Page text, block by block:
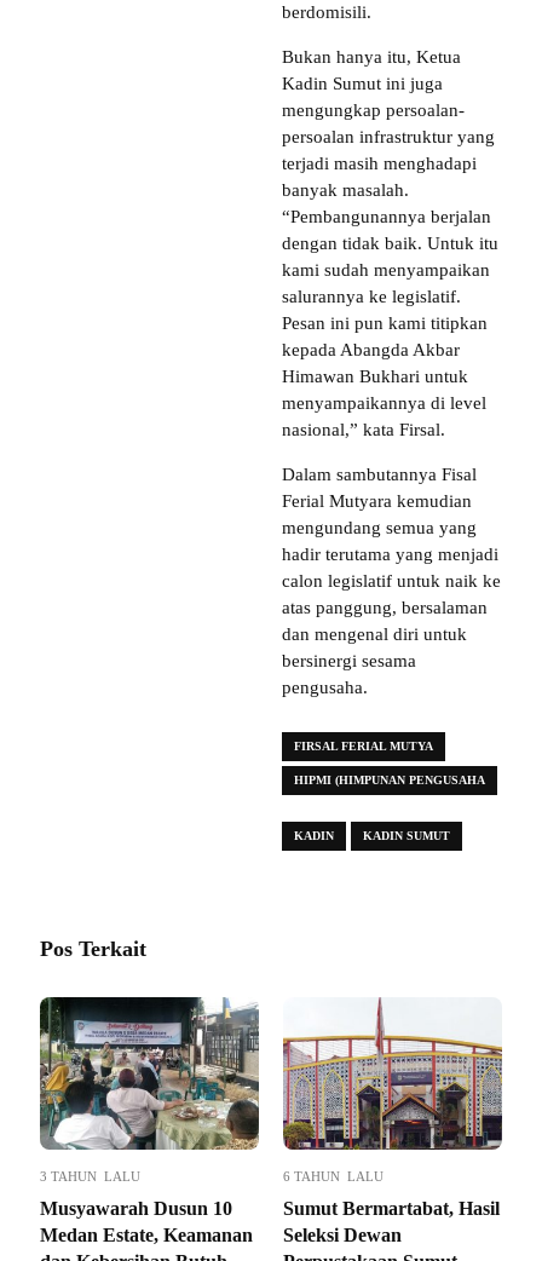
berdomisili.
Bukan hanya itu, Ketua
Kadin Sumut ini juga
mengungkap persoalan-
persoalan infrastruktur yang
terjadi masih menghadapi
banyak masalah.
“Pembangunannya berjalan
dengan tidak baik. Untuk itu
kami sudah menyampaikan
salurannya ke legislatif.
Pesan ini pun kami titipkan
kepada Abangda Akbar
Himawan Bukhari untuk
menyampaikannya di level
nasional,” kata Firsal.
Dalam sambutannya Fisal
Ferial Mutyara kemudian
mengundang semua yang
hadir terutama yang menjadi
calon legislatif untuk naik ke
atas panggung, bersalaman
dan mengenal diri untuk
bersinergi sesama
pengusaha.
FIRSAL FERIAL MUTYA
HIPMI (HIMPUNAN PENGUSAHA
KADIN
KADIN SUMUT
Pos Terkait
3 TAHUN LALU
Musyawarah Dusun 10
Medan Estate, Keamanan
6 TAHUN LALU
Sumut Bermartabat, Hasil
Seleksi Dewan